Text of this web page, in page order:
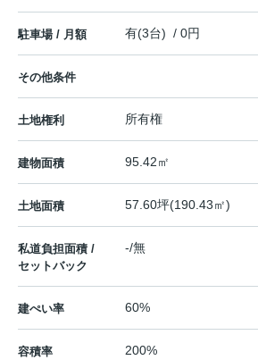
駐車場 / 月額 有(3台) / 0円
その他条件
土地権利 所有権
建物面積 95.42㎡
土地面積 57.60坪(190.43㎡)
私道負担面積 /
セットバック
-/無
建ぺい率 60%
容積率 200%